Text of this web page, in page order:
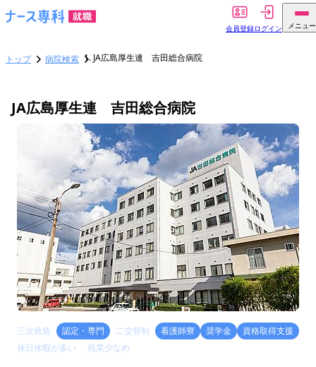
会員登録ログイン メニュー
トップ 病院検索 JA広島厚生連 吉田総合病院
JA広島厚生連 吉田総合病院
三次救急 認定・専門 二交替制 看護師寮 奨学金
資格取得支援
休日休暇が多い
残業少なめ